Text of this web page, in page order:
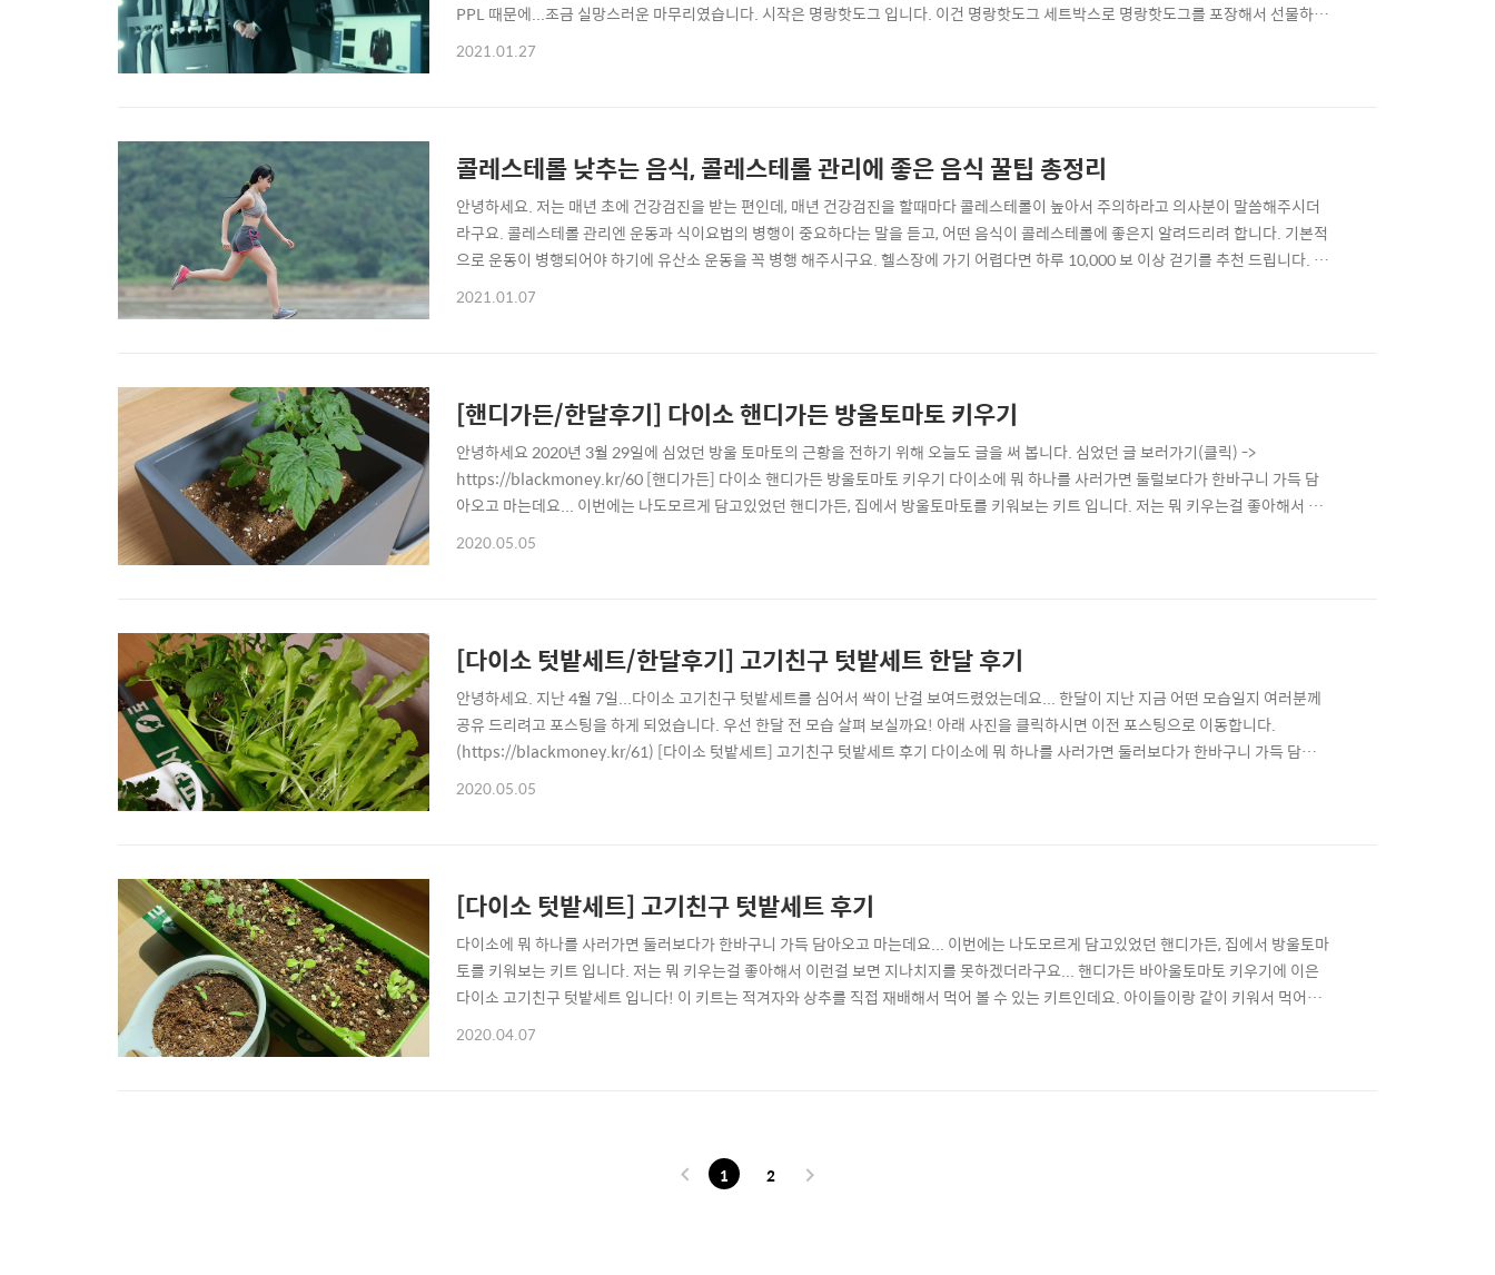
PPL 때문에...조금 실망스러운 마무리였습니다. 시작은 명랑핫도그 입니다. 이건 명랑핫도그 세트박스로 명랑핫도그를 포장해서 선물하거
나 들고갈수 있는 서비스인데요. 급 등장하면서 뜬금 핫도그 가지고 나오심ㅋㅋㅋㅋㅋㅋㅋㅋㅋ 읭......?! 뭐 여튼 여기까진 오케이. 자본주
2021.01.27
콜레스테롤 낮추는 음식, 콜레스테롤 관리에 좋은 음식 꿀팁 총정리
안녕하세요. 저는 매년 초에 건강검진을 받는 편인데, 매년 건강검진을 할때마다 콜레스테롤이 높아서 주의하라고 의사분이 말씀해주시더
라구요. 콜레스테롤 관리엔 운동과 식이요법의 병행이 중요하다는 말을 듣고, 어떤 음식이 콜레스테롤에 좋은지 알려드리려 합니다. 기본적
으로 운동이 병행되어야 하기에 유산소 운동을 꼭 병행 해주시구요. 헬스장에 가기 어렵다면 하루 10,000 보 이상 걷기를 추천 드립니다. 1.
기본 식이요법 과식을 금하고 표준체중을 유지합니다. 균형된 영양소가 포함된 식사를 합니다. 과도한 지방/콜레스테롤의 섭취를 제한합니
2021.01.07
[핸디가든/한달후기] 다이소 핸디가든 방울토마토 키우기
안녕하세요 2020년 3월 29일에 심었던 방울 토마토의 근황을 전하기 위해 오늘도 글을 써 봅니다. 심었던 글 보러가기(클릭) ->
https://blackmoney.kr/60 [핸디가든] 다이소 핸디가든 방울토마토 키우기 다이소에 뭐 하나를 사러가면 둘럴보다가 한바구니 가득 담
아오고 마는데요... 이번에는 나도모르게 담고있었던 핸디가든, 집에서 방울토마토를 키워보는 키트 입니다. 저는 뭐 키우는걸 좋아해서 이
런걸 보면 지.. blackmoney.kr 이렇게 심었었는데... 한 1주일 지나니 싹이나고... 5개 중에 2개 발아되어서 크기 시작합니다. 저 작은 화분
2020.05.05
[다이소 텃밭세트/한달후기] 고기친구 텃밭세트 한달 후기
안녕하세요. 지난 4월 7일...다이소 고기친구 텃밭세트를 심어서 싹이 난걸 보여드렸었는데요... 한달이 지난 지금 어떤 모습일지 여러분께
공유 드리려고 포스팅을 하게 되었습니다. 우선 한달 전 모습 살펴 보실까요! 아래 사진을 클릭하시면 이전 포스팅으로 이동합니다.
(https://blackmoney.kr/61) [다이소 텃밭세트] 고기친구 텃밭세트 후기 다이소에 뭐 하나를 사러가면 둘러보다가 한바구니 가득 담아오
고 마는데요... 이번에는 나도모르게 담고있었던 핸디가든, 집에서 방울토마토를 키워보는 키트 입니다. 저는 뭐 키우는걸 좋아해서 이런걸
2020.05.05
[다이소 텃밭세트] 고기친구 텃밭세트 후기
다이소에 뭐 하나를 사러가면 둘러보다가 한바구니 가득 담아오고 마는데요... 이번에는 나도모르게 담고있었던 핸디가든, 집에서 방울토마
토를 키워보는 키트 입니다. 저는 뭐 키우는걸 좋아해서 이런걸 보면 지나치지를 못하겠더라구요... 핸디가든 바아울토마토 키우기에 이은
다이소 고기친구 텃밭세트 입니다! 이 키트는 적겨자와 상추를 직접 재배해서 먹어 볼 수 있는 키트인데요. 아이들이랑 같이 키워서 먹어보
면 교육에도 좋고 가격도 저렴해서 참 좋은것 같더라구요. 바로 이렇게 생긴 고기친구 텃밭세트입니다. 따로따로 사면 더 싸겠지만 조그맣
2020.04.07
1 2